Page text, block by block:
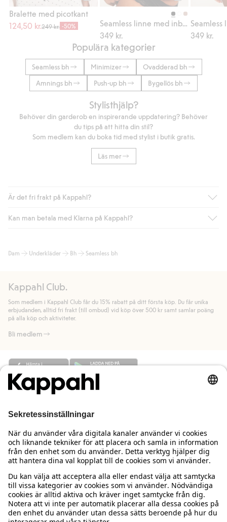
Köp
Bralette med picotkant
124,50 kr.249 kr. -50%
Köp
349 kr.
349 kr.
Populära kategorier
Seamless bh Minimizer
Ovadderad bh
Amnings bh
Push-up bh Bygellös bh
Stylisthjälp?
Behöver din garderob en inspirerande uppdatering? Behöver
du tips på att hitta din stil?
Som medlem kan du boka tid med stylist i butik gratis.
Läs mer
Är det fri frakt på Kappahl?
Är du medlem i Kappahl Club har du alltid gratis frakt till butik
automatik efter du loggat in och identifierats som medlem.
handlar för.
Läs mer
Kan man betala med Klarna på Kappahl?
bland annat faktura och swish men även andra betalningssätt.
allmänna villkor.
Läs mer
Dam Underkläder Bh Seamless bh
Kappahl Club.
Som medlem i Kappahl Club får du 15% rabatt på ditt första köp. Du får unika
erbjudanden, alltid fri frakt (till ombud) vid köp över 500 kr samt samlar poäng
på alla köp och aktiviteter.
Bli medlem
Behöver du hjälp?
Kundservice
Vanliga frågor
Beställning & retur
Kappahl Club
Logga in
Kappahl Club
Om oss
Om Kappahl Group
Villkor & policy